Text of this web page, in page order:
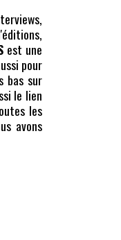
est une
pour
bas sur
le lien
les
avons